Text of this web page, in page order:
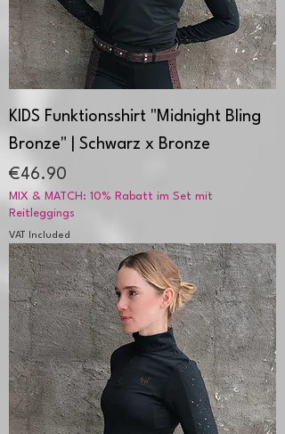
KIDS Funktionsshirt "Midnight Bling
Bronze" | Schwarz x Bronze
Price
€46.90
MIX & MATCH: 10% Rabatt im Set mit
Reitleggings
VAT Included